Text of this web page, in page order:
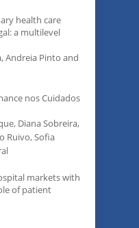
health care
a multilevel
Andreia Pinto and
nos Cuidados
Diana Sobreira,
Ruivo, Sofia
markets with
of patient